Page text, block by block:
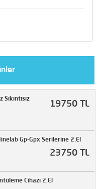
19750 TL
Gp-Gpx Serilerine 2.El
23750 TL
Cihazı 2.El